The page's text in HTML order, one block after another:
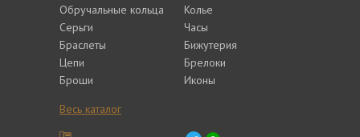
Обручальные кольца
Серьги
Браслеты
Цепи
Броши
Колье
Часы
Бижутерия
Брелоки
Иконы
Весь каталог